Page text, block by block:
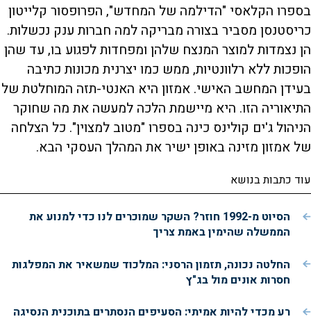
בספרו הקלאסי "הדילמה של המחדש", הפרופסור קלייטון
כריסטנסן מסביר בצורה מבריקה למה חברות ענק נכשלות.
הן נצמדות למוצר המנצח שלהן ומפחדות לפגוע בו, עד שהן
הופכות ללא רלוונטיות, ממש כמו יצרנית מכונות כתיבה
בעידן המחשב האישי. אמזון היא האנטי-תזה המוחלטת של
התיאוריה הזו. היא מיישמת הלכה למעשה את מה שחוקר
הניהול ג'ים קולינס כינה בספרו "מטוב למצוין". כל הצלחה
של אמזון מזינה באופן ישיר את המהלך העסקי הבא.
עוד כתבות בנושא
הסיוט מ-1992 חוזר? השקר שמוכרים לנו כדי למנוע את
הממשלה שהימין באמת צריך
החלטה נכונה, תזמון הרסני: המלכוד שמשאיר את המפלגות
חסרות אונים מול בג"ץ
רע מכדי להיות אמיתי: הסעיפים הנסתרים בתוכנית הנסיגה